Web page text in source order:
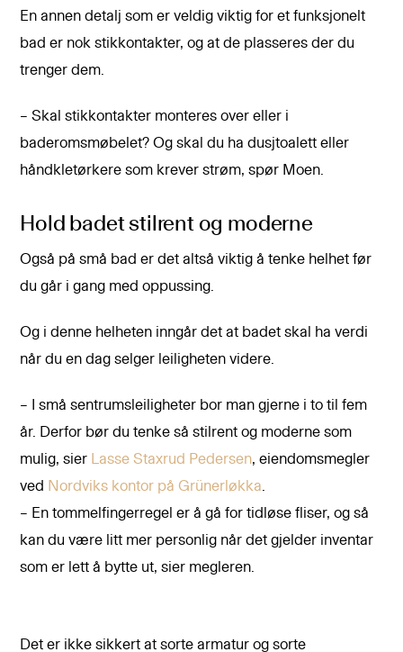
En annen detalj som er veldig viktig for et funksjonelt
bad er nok stikkontakter, og at de plasseres der du
trenger dem.
– Skal stikkontakter monteres over eller i
baderomsmøbelet? Og skal du ha dusjtoalett eller
håndkletørkere som krever strøm, spør Moen.
Hold badet stilrent og moderne
Også på små bad er det altså viktig å tenke helhet før
du går i gang med oppussing.
Og i denne helheten inngår det at badet skal ha verdi
når du en dag selger leiligheten videre.
– I små sentrumsleiligheter bor man gjerne i to til fem
år. Derfor bør du tenke så stilrent og moderne som
mulig, sier Lasse Staxrud Pedersen, eiendomsmegler
ved Nordviks kontor på Grünerløkka.
– En tommelfingerregel er å gå for tidløse fliser, og så
kan du være litt mer personlig når det gjelder inventar
som er lett å bytte ut, sier megleren.
Det er ikke sikkert at sorte armatur og sorte